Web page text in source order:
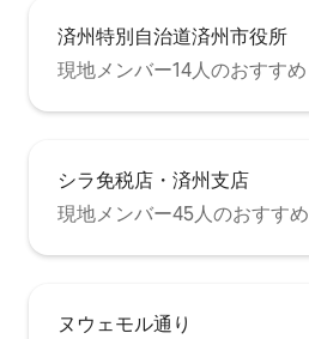
済州特別自治道済州市役所
現地メンバー14人のおすすめ
シラ免税店・済州支店
現地メンバー45人のおすすめ
ヌウェモル通り